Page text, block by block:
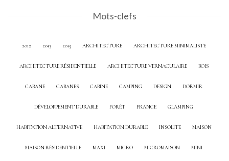
Mots-clefs
2012 2013 2015 ARCHITECTURE ARCHITECTURE MINIMALISTE
ARCHITECTURE RÉSIDENTIELLE ARCHITECTURE VERNACULAIRE BOIS
CABANE CABANES CABINE CAMPING DESIGN DORMIR
DÉVELOPPEMENT DURABLE FORÊT FRANCE GLAMPING
HABITATION ALTERNATIVE HABITATION DURABLE INSOLITE MAISON
MAISON RÉSIDENTIELLE MAXI MICRO MICROMAISON MINI